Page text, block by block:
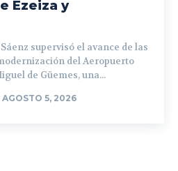
Ezeiza y
supervisó el avance de las
del Aeropuerto
de Güemes, una...
AGOSTO 5, 2026